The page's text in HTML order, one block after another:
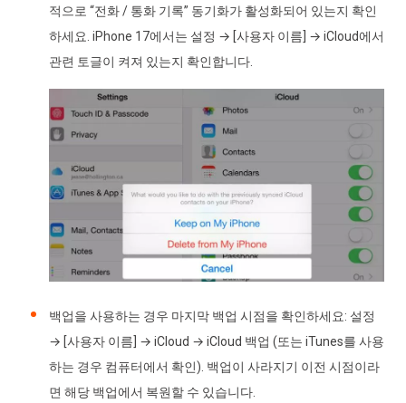
적으로 “전화 / 통화 기록” 동기화가 활성화되어 있는지 확인
하세요. iPhone 17에서는 설정 → [사용자 이름] → iCloud에서
관련 토글이 켜져 있는지 확인합니다.
백업을 사용하는 경우 마지막 백업 시점을 확인하세요: 설정
→ [사용자 이름] → iCloud → iCloud 백업 (또는 iTunes를 사용
하는 경우 컴퓨터에서 확인). 백업이 사라지기 이전 시점이라
면 해당 백업에서 복원할 수 있습니다.